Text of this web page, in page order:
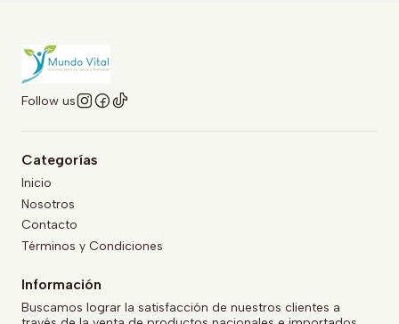
Follow us
Categorías
Inicio
Nosotros
Contacto
Términos y Condiciones
Información
Buscamos lograr la satisfacción de nuestros clientes a